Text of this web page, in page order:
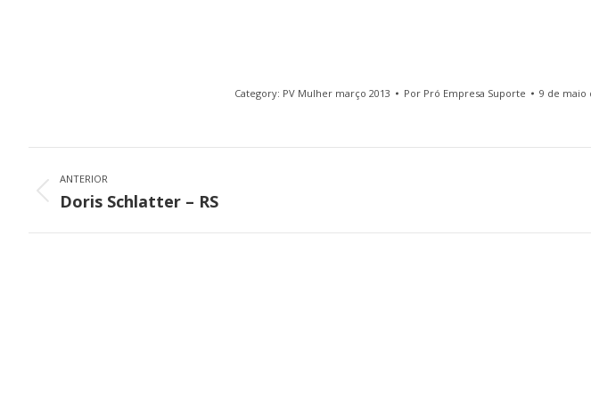
Category: PV Mulher março 2013 Por Pró Empresa Suporte 9 de maio
navigation
ANTERIOR
Previous
Doris Schlatter – RS